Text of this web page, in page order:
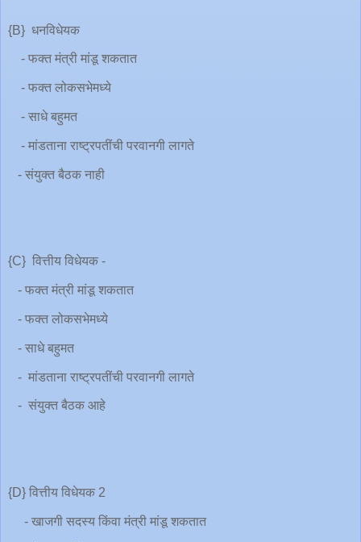
{B} धनविधेयक
- फक्त मंत्री मांडू शकतात
- फक्त लोकसभेमध्ये
- साधे बहुमत
- मांडताना राष्ट्रपतींची परवानगी लागते
- संयुक्त बैठक नाही
{C} वित्तीय विधेयक -
- फक्त मंत्री मांडू शकतात
- फक्त लोकसभेमध्ये
- साधे बहुमत
- मांडताना राष्ट्रपतींची परवानगी लागते
- संयुक्त बैठक आहे
{D} वित्तीय विधेयक 2
- खाजगी सदस्य किंवा मंत्री मांडू शकतात